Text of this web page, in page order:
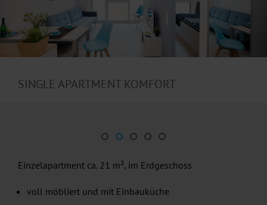
SINGLE APARTMENT KOMFORT
Einzelapartment ca. 21 m², im Erdgeschoss
voll möbliert und mit Einbauküche